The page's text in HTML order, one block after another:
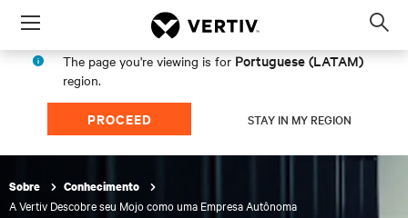
Menu
The page you're viewing is for Portuguese (LATAM)
region.
PROCEED STAY IN MY REGION
Sobre Conhecimento
A Vertiv Descobre seu Mojo como uma Empresa Autônoma